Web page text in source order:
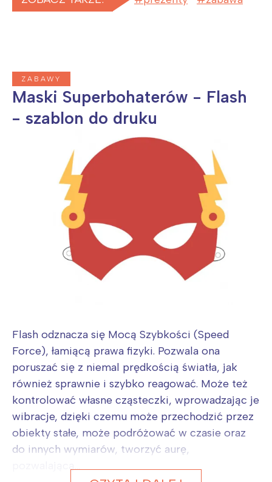
ZABAWY
Maski Superbohaterów - Flash
- szablon do druku
Flash odznacza się Mocą Szybkości (Speed
Force), łamiącą prawa fizyki. Pozwala ona
poruszać się z niemal prędkością światła, jak
również sprawnie i szybko reagować. Może też
kontrolować własne cząsteczki, wprowadzając je
wibracje, dzięki czemu może przechodzić przez
obiekty stałe, może podróżować w czasie oraz
do innych wymiarów, tworzyć aurę,
Interesują mnie wydarzenia z
Warszawa
Łódź
Trójmiasto
Śląsk
Kraków
Południe
Wybieram